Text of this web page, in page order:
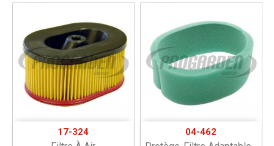
17-324 04-462